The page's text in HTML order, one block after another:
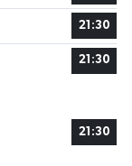
21:30
21:30
21:30